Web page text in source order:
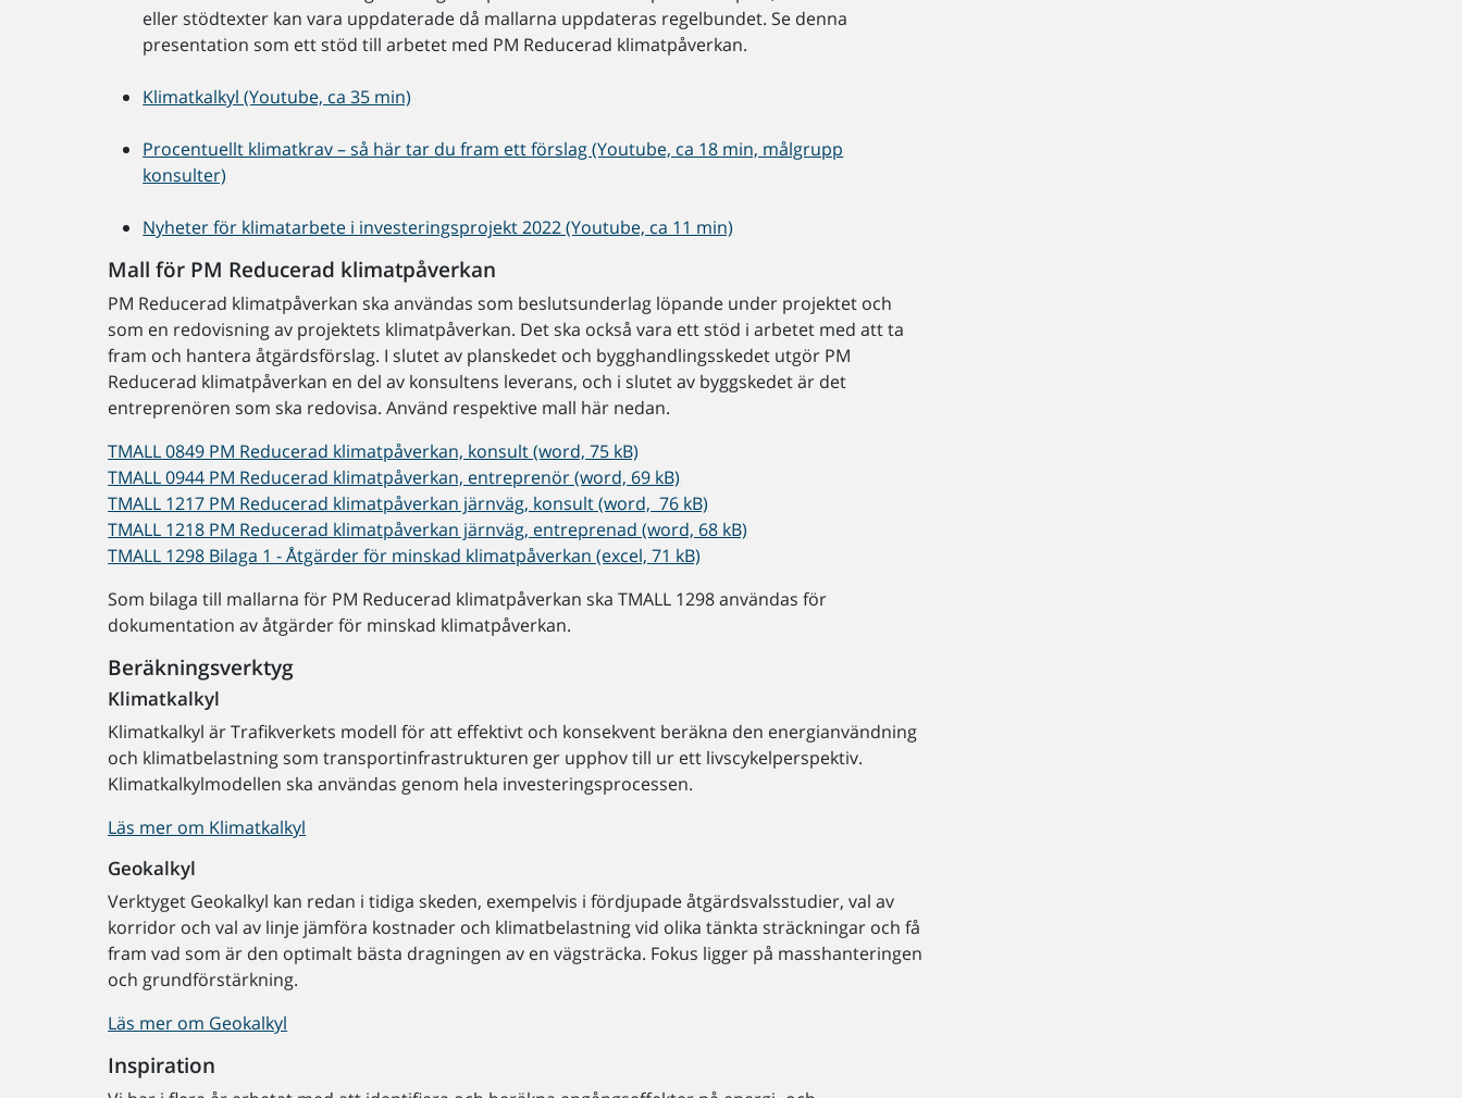
eller stödtexter kan vara uppdaterade då mallarna uppdateras regelbundet. Se denna
presentation som ett stöd till arbetet med PM Reducerad klimatpåverkan.
Klimatkalkyl (Youtube, ca 35 min)
Procentuellt klimatkrav – så här tar du fram ett förslag (Youtube, ca 18 min, målgrupp
konsulter)
Nyheter för klimatarbete i investeringsprojekt 2022 (Youtube, ca 11 min)
Mall för PM Reducerad klimatpåverkan
PM Reducerad klimatpåverkan ska användas som beslutsunderlag löpande under projektet och
som en redovisning av projektets klimatpåverkan. Det ska också vara ett stöd i arbetet med att ta
fram och hantera åtgärdsförslag. I slutet av planskedet och bygghandlingsskedet utgör PM
Reducerad klimatpåverkan en del av konsultens leverans, och i slutet av byggskedet är det
entreprenören som ska redovisa. Använd respektive mall här nedan.
TMALL 0849 PM Reducerad klimatpåverkan, konsult (word, 75 kB)
TMALL 0944 PM Reducerad klimatpåverkan, entreprenör (word, 69 kB)
TMALL 1217 PM Reducerad klimatpåverkan järnväg, konsult (word, 76 kB)
TMALL 1218 PM Reducerad klimatpåverkan järnväg, entreprenad (word, 68 kB)
TMALL 1298 Bilaga 1 - Åtgärder för minskad klimatpåverkan (excel, 71 kB)
Som bilaga till mallarna för PM Reducerad klimatpåverkan ska TMALL 1298 användas för
dokumentation av åtgärder för minskad klimatpåverkan.
Beräkningsverktyg
Klimatkalkyl
Klimatkalkyl är Trafikverkets modell för att effektivt och konsekvent beräkna den energianvändning
och klimatbelastning som transportinfrastrukturen ger upphov till ur ett livscykelperspektiv.
Klimatkalkylmodellen ska användas genom hela investeringsprocessen.
Läs mer om Klimatkalkyl
Geokalkyl
Verktyget Geokalkyl kan redan i tidiga skeden, exempelvis i fördjupade åtgärdsvalsstudier, val av
korridor och val av linje jämföra kostnader och klimatbelastning vid olika tänkta sträckningar och få
fram vad som är den optimalt bästa dragningen av en vägsträcka. Fokus ligger på masshanteringen
och grundförstärkning.
Läs mer om Geokalkyl
Inspiration